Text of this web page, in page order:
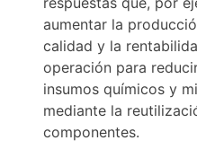
aumentar la
calidad y la
operación para
insumos químicos y
mediante la
componentes.